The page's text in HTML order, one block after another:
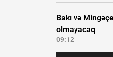
Bakı və
olmayacaq
09:12